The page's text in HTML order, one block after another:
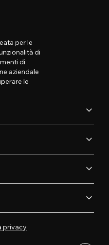
per le
di
di
aziendale
le
privacy